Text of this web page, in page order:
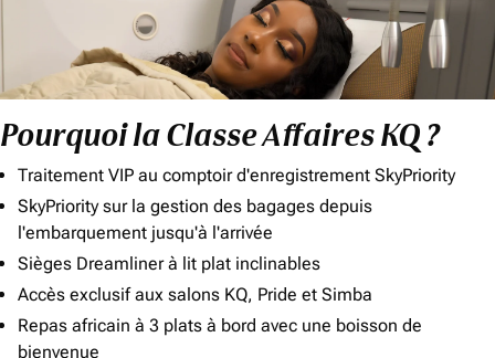
Pourquoi la Classe Affaires KQ ?
Traitement VIP au comptoir d'enregistrement SkyPriority
SkyPriority sur la gestion des bagages depuis
l'embarquement jusqu'à l'arrivée
Sièges Dreamliner à lit plat inclinables
Accès exclusif aux salons KQ, Pride et Simba
Repas africain à 3 plats à bord avec une boisson de
bienvenue